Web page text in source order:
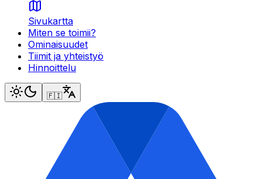
Sivukartta
Miten se toimii?
Ominaisuudet
Tiimit ja yhteistyö
Hinnoittelu
🇫🇮